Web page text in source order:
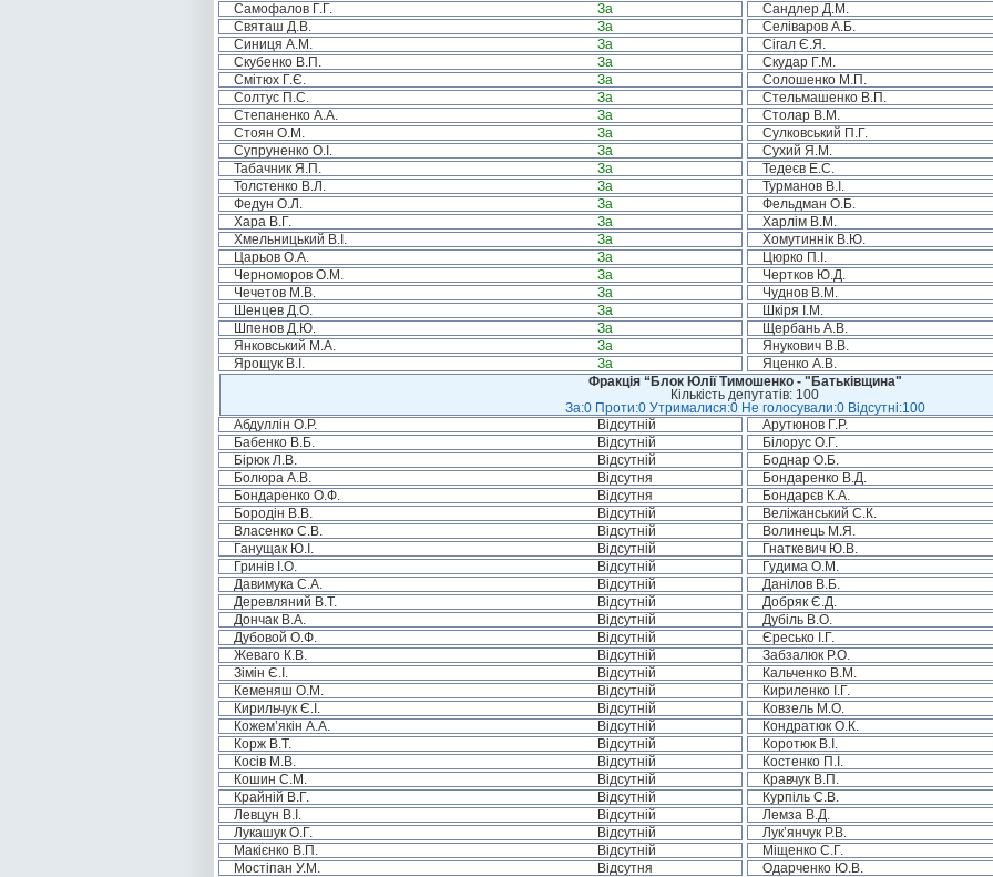
Самофалов Г.Г.
За Сандлер Д.М.
Святаш Д.В.
За Селіваров А.Б.
Синиця А.М.
За Сігал Є.Я.
Скубенко В.П.
За Скудар Г.М.
Смітюх Г.Є.
За Солошенко М.П.
Солтус П.С.
За Стельмашенко В.П.
Степаненко А.А.
За Столар В.М.
Стоян О.М.
За Сулковський П.Г.
Супруненко О.І.
За Сухий Я.М.
Табачник Я.П.
За Тедеєв Е.С.
Толстенко В.Л.
За Турманов В.І.
Федун О.Л.
За Фельдман О.Б.
Хара В.Г.
За Харлім В.М.
Хмельницький В.І.
За Хомутиннік В.Ю.
Царьов О.А.
За Цюрко П.І.
Черноморов О.М.
За Чертков Ю.Д.
Чечетов М.В.
За Чуднов В.М.
Шенцев Д.О.
За Шкіря І.М.
Шпенов Д.Ю.
За Щербань А.В.
Янковський М.А.
За Янукович В.В.
Ярощук В.І.
За Яценко А.В.
Фракція “Блок Юлії Тимошенко - "Батьківщина"
Кількість депутатів: 100
За:0 Проти:0 Утрималися:0 Не голосували:0 Відсутні:100
Абдуллін О.Р.
Відсутній Арутюнов Г.Р.
Бабенко В.Б.
Відсутній Білорус О.Г.
Бірюк Л.В.
Відсутній Боднар О.Б.
Болюра А.В.
Відсутня Бондаренко В.Д.
Бондаренко О.Ф.
Відсутня Бондарєв К.А.
Бородін В.В.
Відсутній Веліжанський С.К.
Власенко С.В.
Відсутній Волинець М.Я.
Ганущак Ю.І.
Відсутній Гнаткевич Ю.В.
Гринів І.О.
Відсутній Гудима О.М.
Давимука С.А.
Відсутній Данілов В.Б.
Деревляний В.Т.
Відсутній Добряк Є.Д.
Дончак В.А.
Відсутній Дубіль В.О.
Дубовой О.Ф.
Відсутній Єресько І.Г.
Жеваго К.В.
Відсутній Забзалюк Р.О.
Зімін Є.І.
Відсутній Кальченко В.М.
Кеменяш О.М.
Відсутній Кириленко І.Г.
Кирильчук Є.І.
Відсутній Ковзель М.О.
Кожем’якін А.А.
Відсутній Кондратюк О.К.
Корж В.Т.
Відсутній Коротюк В.І.
Косів М.В.
Відсутній Костенко П.І.
Кошин С.М.
Відсутній Кравчук В.П.
Крайній В.Г.
Відсутній Курпіль С.В.
Левцун В.І.
Відсутній Лемза В.Д.
Лукашук О.Г.
Відсутній Лук’янчук Р.В.
Макієнко В.П.
Відсутній Міщенко С.Г.
Мостіпан У.М.
Відсутня Одарченко Ю.В.